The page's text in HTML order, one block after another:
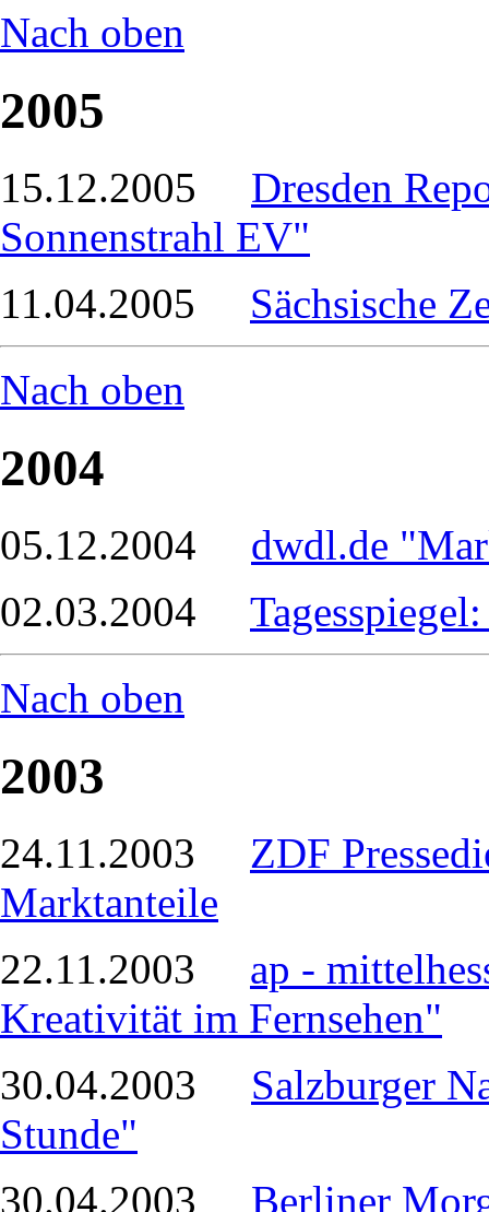
Nach oben
2005
15.12.2005 Dresden
Sonnenstrahl EV"
11.04.2005 Sächsische
Nach oben
2004
05.12.2004 dwdl.de
02.03.2004
Nach oben
2003
24.11.2003 ZDF
Marktanteile
22.11.2003 ap -
Kreativität im Fernsehen"
30.04.2003 Salzburger
Stunde"
30.04.2003 Berliner